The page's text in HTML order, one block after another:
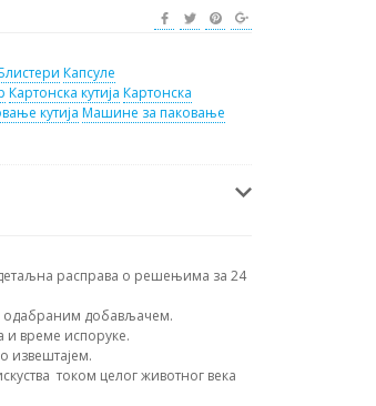
Капсуле
Картонска кутија Картонска
кутија Машине за паковање
расправа о решењима за 24
одабраним добављачем.
и време испоруке.
извештајем.
током целог животног века